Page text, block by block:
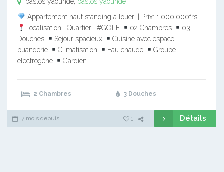
Appartement haut standing à louer || Prix: 1.000.000frs
Localisation | Quartier : #GOLF
02 Chambres
03
Douches
Séjour spacieux
Cuisine avec espace
buanderie
Climatisation Eau chaude
Groupe
électrogène
Gardien…
2 Chambres 3 Douches
7 mois depuis 1 Détails